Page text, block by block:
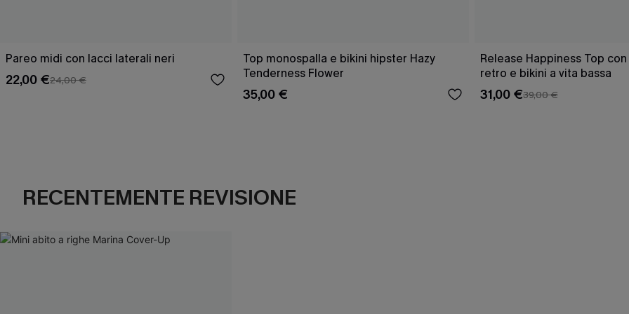
Pareo midi con lacci laterali neri
22,00 €24,00 €
Top monospalla e bikini hipster Hazy
Tenderness Flower
35,00 €
Release Happiness Top
retro e bikini a vita bassa
31,00 €39,00 €
RECENTEMENTE REVISIONE